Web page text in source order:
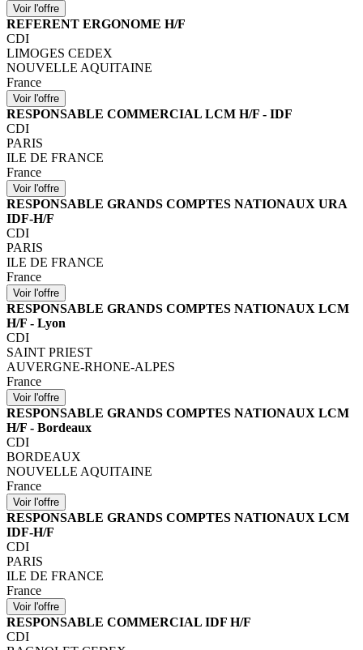
REFERENT ERGONOME H/F
CDI
LIMOGES CEDEX
NOUVELLE AQUITAINE
France
RESPONSABLE COMMERCIAL LCM H/F - IDF
CDI
PARIS
ILE DE FRANCE
France
RESPONSABLE GRANDS COMPTES NATIONAUX URA
IDF-H/F
CDI
PARIS
ILE DE FRANCE
France
RESPONSABLE GRANDS COMPTES NATIONAUX LCM
H/F - Lyon
CDI
SAINT PRIEST
AUVERGNE-RHONE-ALPES
France
RESPONSABLE GRANDS COMPTES NATIONAUX LCM
H/F - Bordeaux
CDI
BORDEAUX
NOUVELLE AQUITAINE
France
RESPONSABLE GRANDS COMPTES NATIONAUX LCM
IDF-H/F
CDI
PARIS
ILE DE FRANCE
France
RESPONSABLE COMMERCIAL IDF H/F
CDI